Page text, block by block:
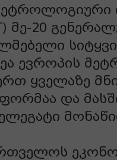
მე-20
ევროპის
ყველაზე
და